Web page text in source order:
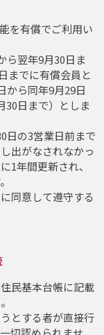
を有償でご利用い
ら翌年9月30日ま
までに有償会員と
から同年9月29日
30日まで）としま
日の3営業日前まで
出がなされなかっ
1年間更新され、
に同意して遵守する
民基本台帳に記載
とする者が直接行